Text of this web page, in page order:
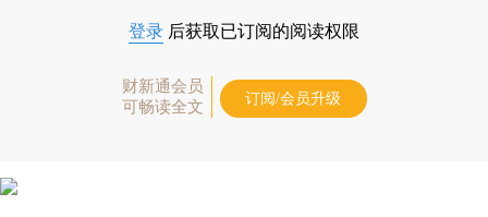
登录 后获取已订阅的阅读权限
财新通会员
可畅读全文
订阅/会员升级